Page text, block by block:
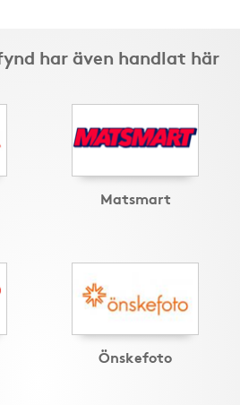
har även handlat här
Matsmart
Önskefoto